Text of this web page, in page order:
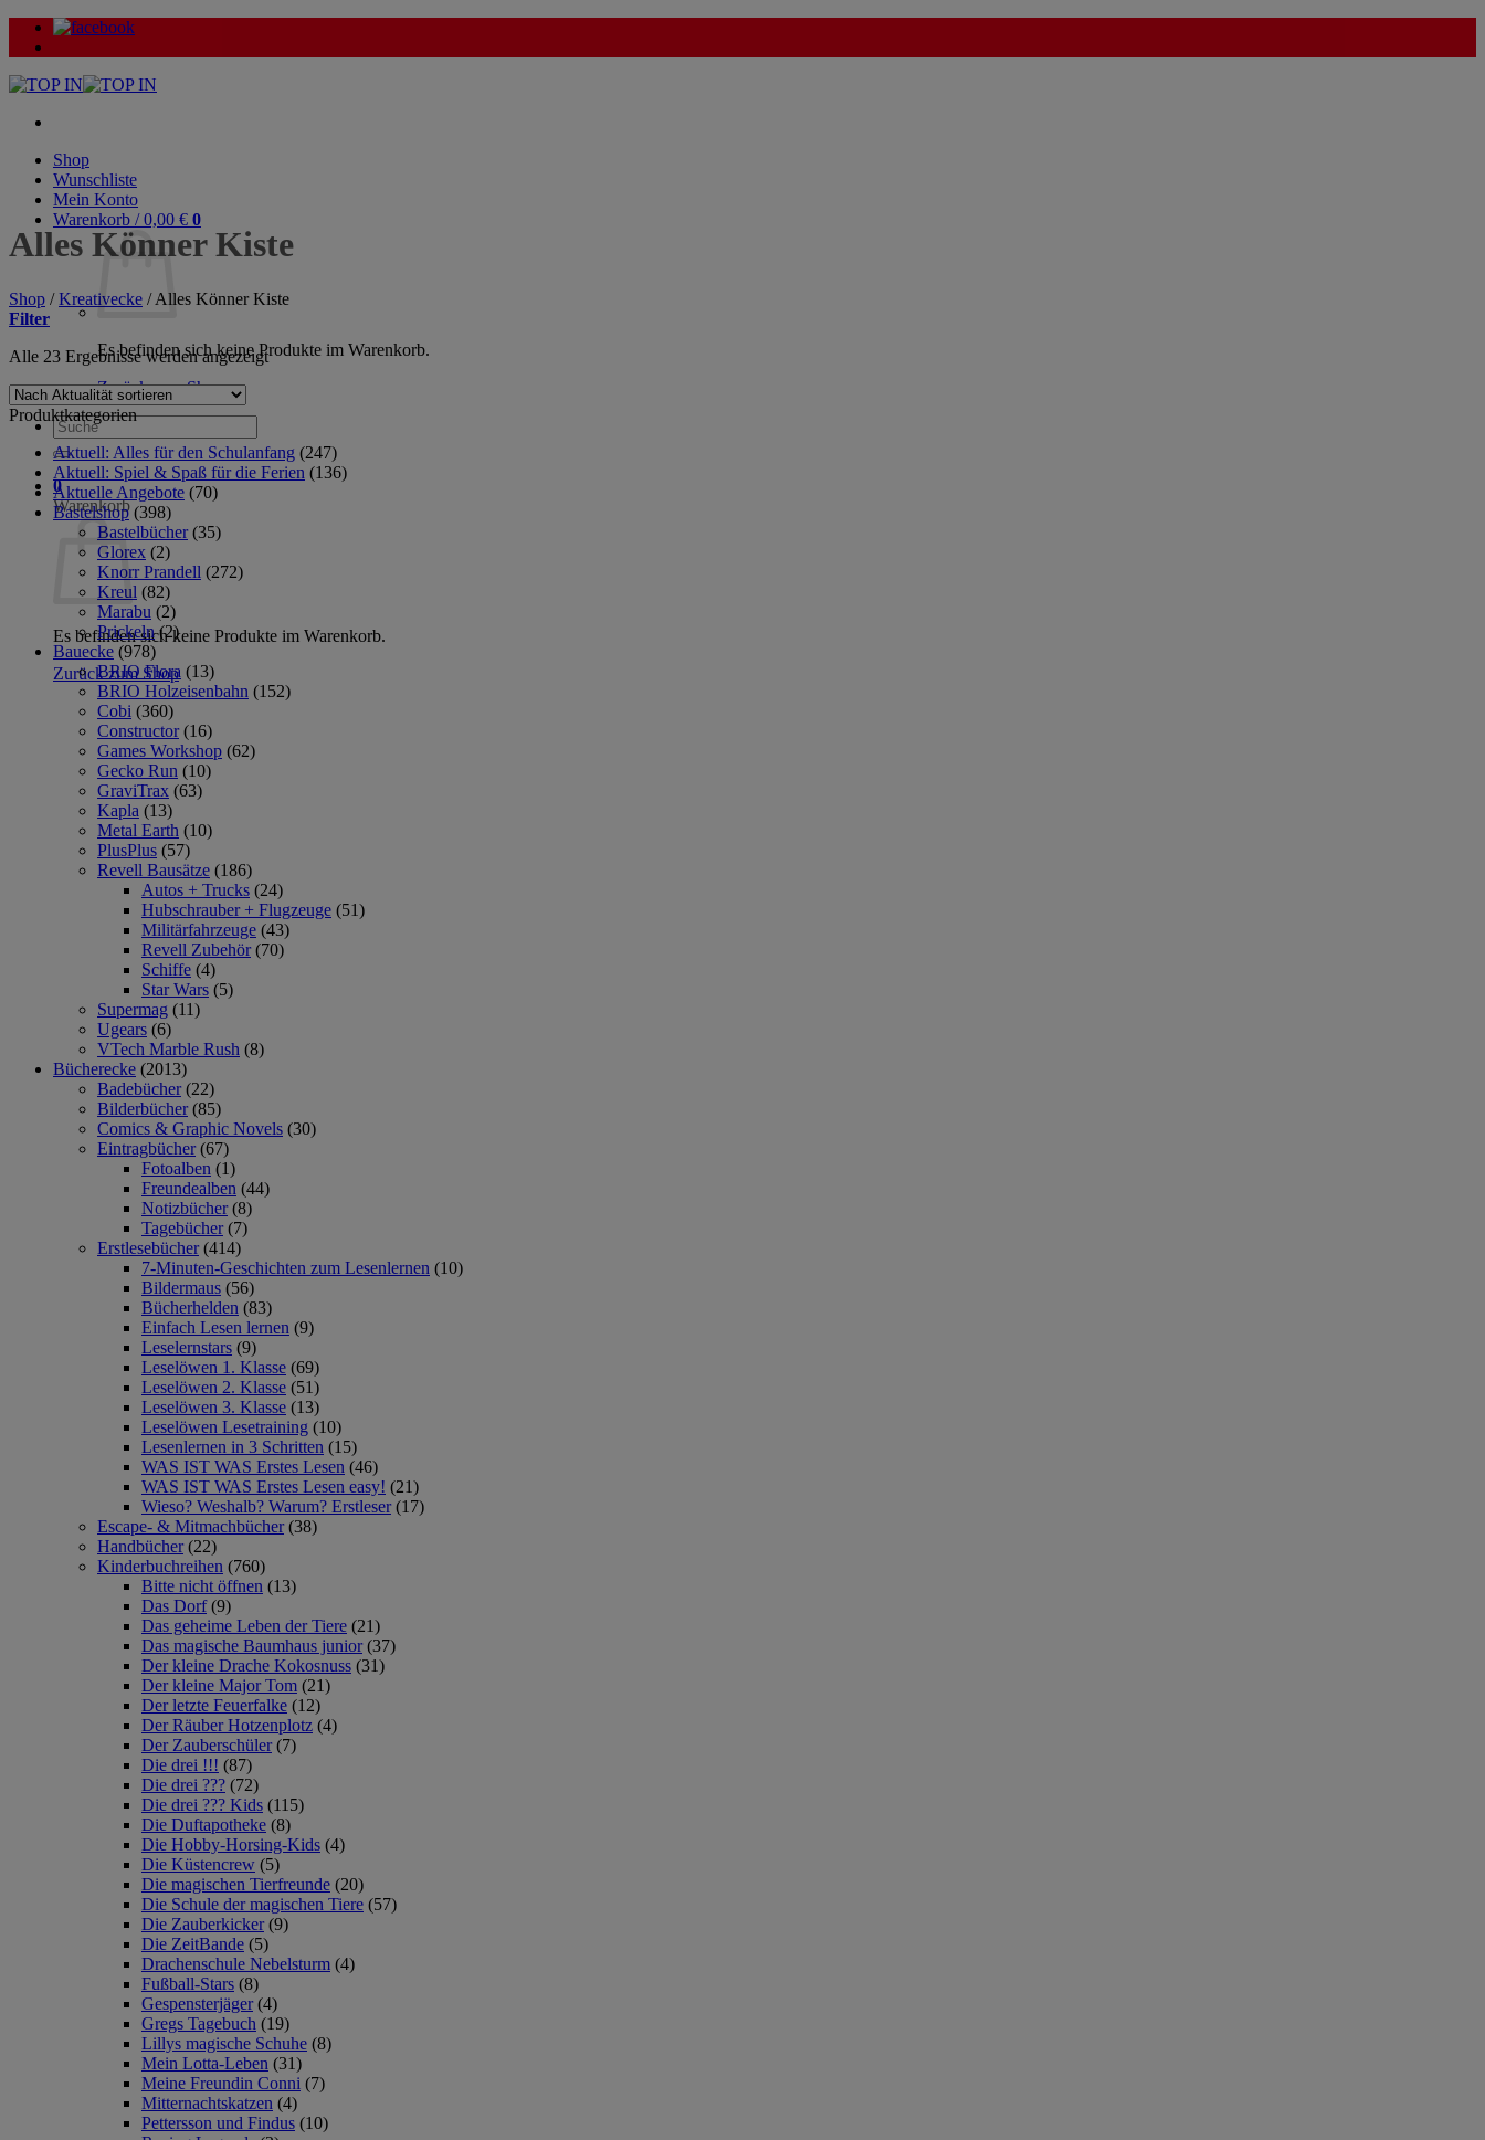
Zum
Inhalt
Shop
Wunschliste
Mein Konto
Warenkorb /0,00 € 0
Es befinden sich keine Produkte im Warenkorb.
Zurück zum Shop
Suche
nach:
0
Warenkorb
Es befinden sich keine Produkte im Warenkorb.
Zurück zum Shop
Alles Könner Kiste
Shop / Kreativecke /Alles Könner Kiste
Filter
Alle 23 Ergebnisse werden angezeigtNach
Produktkategorien
Aktuell: Alles für den Schulanfang (247)
Aktuell: Spiel & Spaß für die Ferien (136)
Aktuelle Angebote (70)
Bastelshop (398)
Bastelbücher (35)
Glorex (2)
Knorr Prandell (272)
Kreul (82)
Marabu (2)
Prickeln (2)
Bauecke (978)
BRIO Flora (13)
BRIO Holzeisenbahn (152)
Cobi (360)
Constructor (16)
Games Workshop (62)
Gecko Run (10)
GraviTrax (63)
Kapla (13)
Metal Earth (10)
PlusPlus (57)
Revell Bausätze (186)
Autos + Trucks (24)
Hubschrauber + Flugzeuge (51)
Militärfahrzeuge (43)
Revell Zubehör (70)
Schiffe (4)
Star Wars (5)
Supermag (11)
Ugears (6)
VTech Marble Rush (8)
Bücherecke (2013)
Badebücher (22)
Bilderbücher (85)
Comics & Graphic Novels (30)
Eintragbücher (67)
Fotoalben (1)
Freundealben (44)
Notizbücher (8)
Tagebücher (7)
Erstlesebücher (414)
7-Minuten-Geschichten zum Lesenlernen (10)
Bildermaus (56)
Bücherhelden (83)
Einfach Lesen lernen (9)
Leselernstars (9)
Leselöwen 1. Klasse (69)
Leselöwen 2. Klasse (51)
Leselöwen 3. Klasse (13)
Leselöwen Lesetraining (10)
Lesenlernen in 3 Schritten (15)
WAS IST WAS Erstes Lesen (46)
WAS IST WAS Erstes Lesen easy! (21)
Wieso? Weshalb? Warum? Erstleser (17)
Escape- & Mitmachbücher (38)
Handbücher (22)
Kinderbuchreihen (760)
Bitte nicht öffnen (13)
Das Dorf (9)
Das geheime Leben der Tiere (21)
Das magische Baumhaus junior (37)
Der kleine Drache Kokosnuss (31)
Der kleine Major Tom (21)
Der letzte Feuerfalke (12)
Der Räuber Hotzenplotz (4)
Der Zauberschüler (7)
Die drei !!! (87)
Die drei ??? (72)
Die drei ??? Kids (115)
Die Duftapotheke (8)
Die Hobby-Horsing-Kids (4)
Die Küstencrew (5)
Die magischen Tierfreunde (20)
Die Schule der magischen Tiere (57)
Die Zauberkicker (9)
Die ZeitBande (5)
Drachenschule Nebelsturm (4)
Fußball-Stars (8)
Gespensterjäger (4)
Gregs Tagebuch (19)
Lillys magische Schuhe (8)
Mein Lotta-Leben (31)
Meine Freundin Conni (7)
Mitternachtskatzen (4)
Pettersson und Findus (10)